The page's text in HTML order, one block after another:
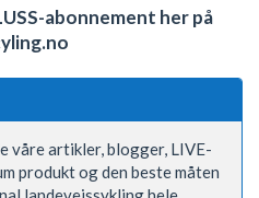
abonnement her på
våre artikler, blogger, LIVE-
produkt og den beste måten